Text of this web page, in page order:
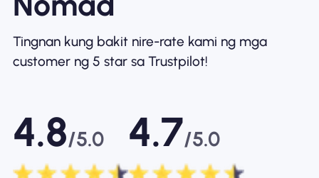
Tingnan kung bakit nire-rate kami ng mga
customer ng 5 star sa Trustpilot!
4.8/5.0 4.7/5.0